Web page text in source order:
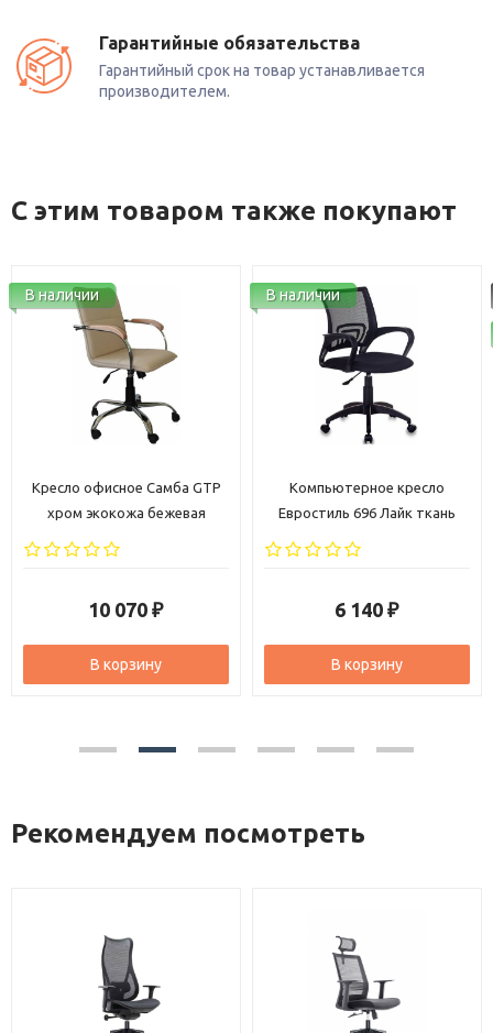
Гарантийные обязательства
Гарантийный срок на товар устанавливается
производителем.
С этим товаром также покупают
В наличии
Кресло офисное Самба GTP
хром экокожа бежевая
10 070 ₽
В корзину
В наличии
Компьютерное кресло
Евростиль 696 Лайк ткань
6 140 ₽
В корзину
Рекомендуем посмотреть